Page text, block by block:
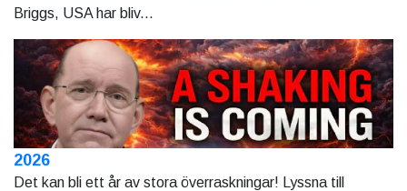
Briggs, USA har bliv...
2026
Det kan bli ett år av stora överraskningar! Lyssna till